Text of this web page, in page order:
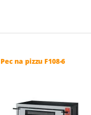
Pec na pizzu F108-6